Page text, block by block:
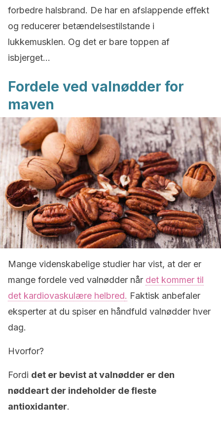
forbedre halsbrand. De har en afslappende effekt
og reducerer betændelsestilstande i
lukkemusklen. Og det er bare toppen af
isbjerget…
Fordele ved valnødder for
maven
Mange videnskabelige studier har vist, at der er
mange fordele ved valnødder når det kommer til
det kardiovaskulære helbred. Faktisk anbefaler
eksperter at du spiser en håndfuld valnødder hver
dag.
Hvorfor?
Fordi det er bevist at valnødder er den
nøddeart der indeholder de fleste
antioxidanter.